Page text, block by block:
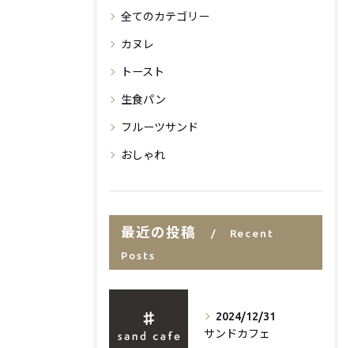
全てのカテゴリー
カヌレ
トースト
生食パン
フルーツサンド
おしゃれ
最近の投稿
Recent
Posts
2024/12/31
サンドカフェ